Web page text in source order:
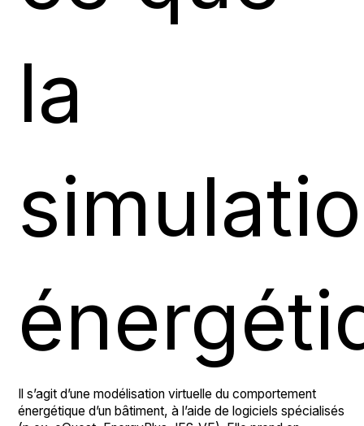
la
Il s’agit d’une modélisation virtuelle du comportement
énergétique d’un bâtiment, à l’aide de logiciels spécialisés